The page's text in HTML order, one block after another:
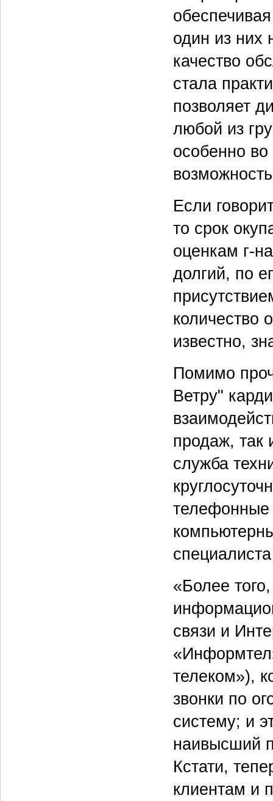
один из них
качество
стала
позволяет
любой из
особенно
Если
то срок
оценкам г-
долгий, по
количество
известно,
Помимо
Ветру"
продаж, так
служба
телефонные
«Более
связи и
телеком»),
звонки по
систему; и
наивысший
Кстати,
клиентам и